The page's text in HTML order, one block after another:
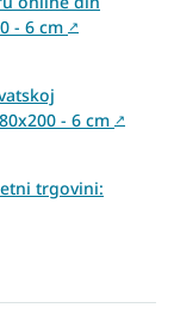
- 6 cm ↗
- 6 cm ↗
trgovini: